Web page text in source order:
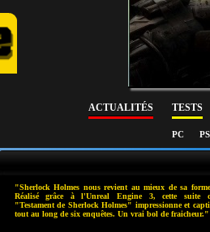
ACTUALITÉS TESTS
PC
"Sherlock Holmes nous revient au mieux de sa
Réalisé grâce à l'Unreal Engine 3, cette suite
"Testament de Sherlock Holmes" impressionne et
tout au long de six enquêtes. Un vrai bol de fraicheur."